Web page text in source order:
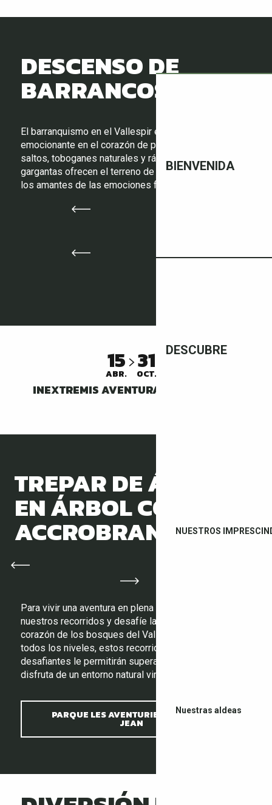
BIENVENIDA
DESCUBRE
NUESTROS
Nuestras aldeas
DESCENSO DE
BARRANCOS
El barranquismo en el Vallespir es una aventura
emocionante en el corazón de paisajes salvajes. Con
saltos, toboganes naturales y rápeles, los ríos y
gargantas ofrecen el terreno de juego perfecto para
los amantes de las emociones fuertes.
15
ABR. 31
OCT.
INEXTREMIS AVENTURA CANYONING
TREPAR DE ÁRBOL
EN ÁRBOL CON
ACCROBRANCHE
Para vivir una aventura en plena naturaleza, ¡pruebe
nuestros recorridos y desafíe las alturas en el
corazón de los bosques del Vallespir! Aptos para
todos los niveles, estos recorridos divertidos y
desafiantes le permitirán superar sus límites mientras
disfruta de un entorno natural virgen.
PARQUE LES AVENTURIERS DE SAINT
JEAN